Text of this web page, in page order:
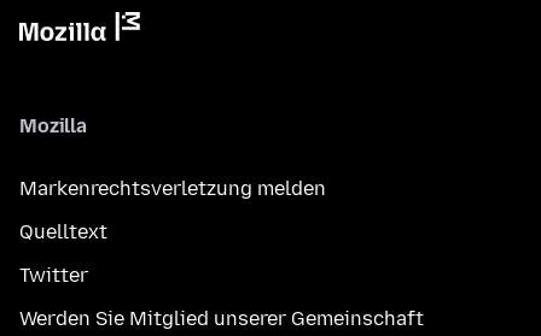
Mozilla
Markenrechtsverletzung melden
Quelltext
Twitter
Werden Sie Mitglied unserer Gemeinschaft